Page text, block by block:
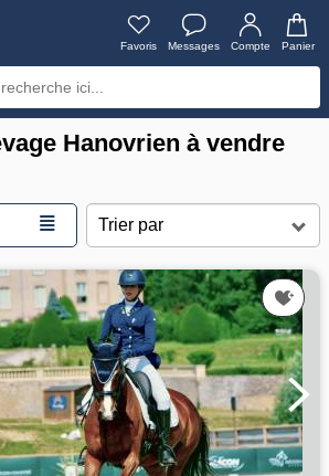
Favoris Messages Compte Panier
Hanovrien à vendre
≣